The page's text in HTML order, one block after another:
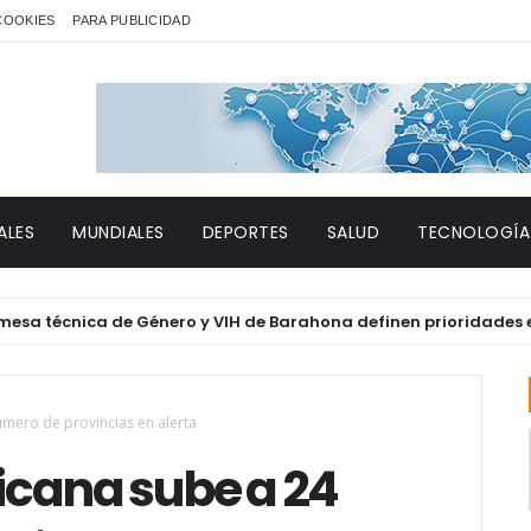
PARA PUBLICIDAD
MUNDIALES DEPORTES SALUD TECNOLOGÍA
de Género y VIH de Barahona definen prioridades en
de provincias en alerta
sube a 24